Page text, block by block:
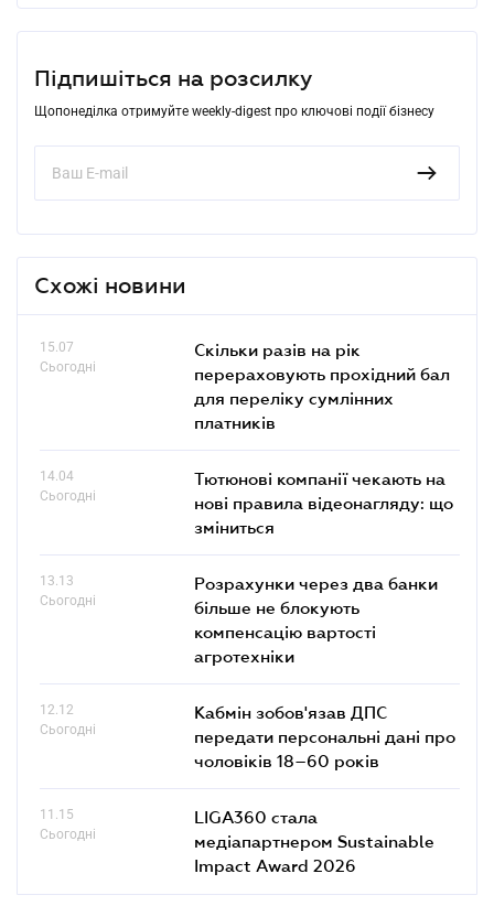
Підпишіться на розсилку
Щопонеділка отримуйте weekly-digest про ключові події бізнесу
Схожі новини
15.07
Сьогодні
Скільки разів на рік
перераховують прохідний бал
для переліку сумлінних
платників
14.04
Сьогодні
Тютюнові компанії чекають на
нові правила відеонагляду: що
зміниться
13.13
Сьогодні
Розрахунки через два банки
більше не блокують
компенсацію вартості
агротехніки
12.12
Сьогодні
Кабмін зобов'язав ДПС
передати персональні дані про
чоловіків 18–60 років
11.15
Сьогодні
LIGA360 стала
медіапартнером Sustainable
Impact Award 2026